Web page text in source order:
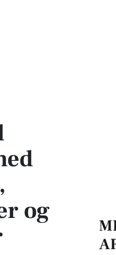
initiativer og fremtidens løsninger
og